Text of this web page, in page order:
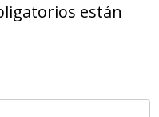
están